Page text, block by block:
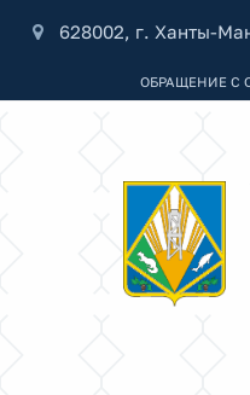
628002, г. Ханты-
ОБРАЩЕНИЕ С